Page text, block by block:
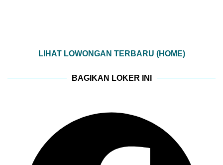
LIHAT LOWONGAN TERBARU (HOME)
BAGIKAN LOKER INI